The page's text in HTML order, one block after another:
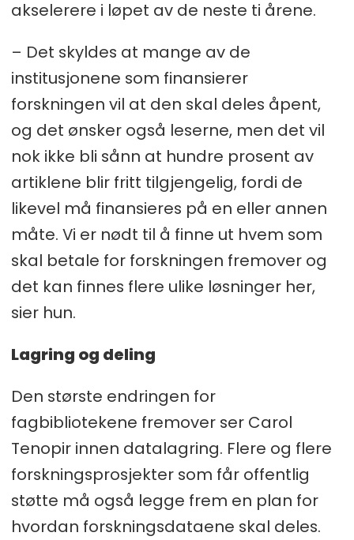
akselerere i løpet av de neste ti årene.
– Det skyldes at mange av de
institusjonene som finansierer
forskningen vil at den skal deles åpent,
og det ønsker også leserne, men det vil
nok ikke bli sånn at hundre prosent av
artiklene blir fritt tilgjengelig, fordi de
likevel må finansieres på en eller annen
måte. Vi er nødt til å finne ut hvem som
skal betale for forskningen fremover og
det kan finnes flere ulike løsninger her,
sier hun.
Lagring og deling
Den største endringen for
fagbibliotekene fremover ser Carol
Tenopir innen datalagring. Flere og flere
forskningsprosjekter som får offentlig
støtte må også legge frem en plan for
hvordan forskningsdataene skal deles.